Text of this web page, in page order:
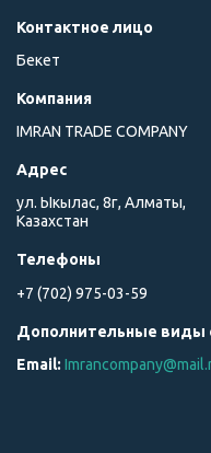
Бекет
IMRAN TRADE COMPANY
ул. Ыкылас, 8г, Алматы,
Казахстан
+7 (702) 975-03-59